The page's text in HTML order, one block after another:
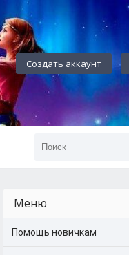
Создать аккаунт
Меню
Помощь новичкам